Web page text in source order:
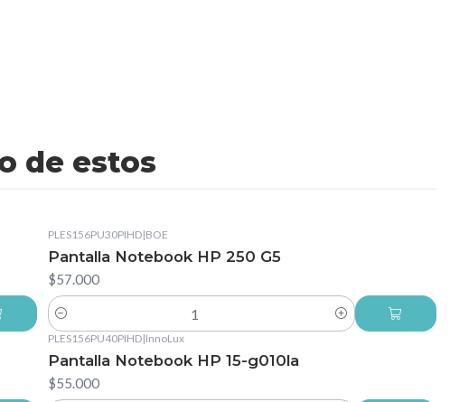
de estos
PLES156PU30PIHD|BOE
Pantalla Notebook HP 250 G5
$57.000
Cantidad
PLES156PU40PIHD|InnoLux
Pantalla Notebook HP 15-g010la
$55.000